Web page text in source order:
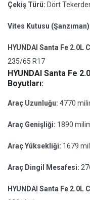
Çekiş Türü: Dört
Vites Kutusu
HYUNDAI Santa Fe 2.0L
235/65 R17
HYUNDAI Santa Fe
Boyutları:
Araç Uzunluğu: 4770
Araç Genişliği: 1890
Araç Yüksekliği: 1679
Araç Dingil Mesafesi:
HYUNDAI Santa Fe 2.0L